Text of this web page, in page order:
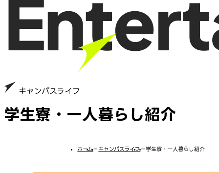
キャンパスライフ
学生寮・一人暮らし紹介
ホーム− キャンパスライフ− 学生寮・一人暮らし紹介